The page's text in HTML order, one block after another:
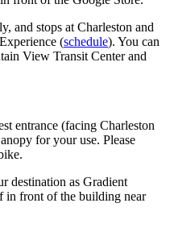
and stops at Charleston and
(schedule). You can
View Transit Center and
entrance (facing Charleston
for your use. Please
destination as Gradient
in front of the building near